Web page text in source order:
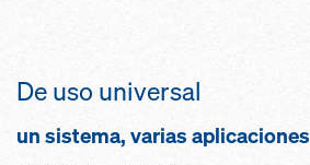
De uso universal
un sistema, varias aplicaciones